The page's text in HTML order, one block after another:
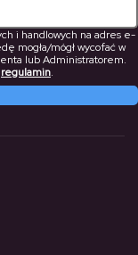
i handlowych na adres e-
mogła/mógł wycofać w
lub Administratorem.
regulamin.